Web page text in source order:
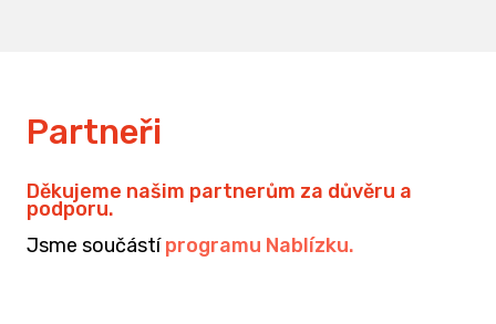
Partneři
Děkujeme našim partnerům za důvěru a
podporu.
Jsme součástíprogramu Nablízku.